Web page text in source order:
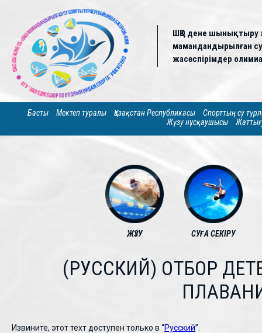
ШҚО дене шынықтыру
мамандандырылған
жасөспірімдер
Басты Мектеп туралы Қазақстан Республикасы
Спорттың су
Жүзу нұсқаушысы
ЖҮЗУ СУҒА СЕКІРУ
(РУССКИЙ) ОТБОР
Извините, этот техт доступен только в “Русский”.